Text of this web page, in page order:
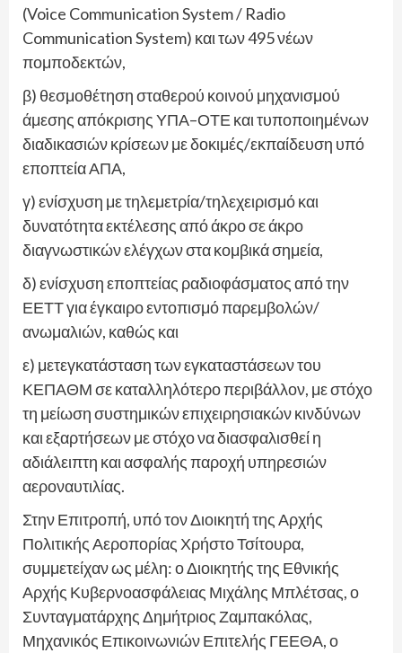
(Voice Communication System / Radio
Communication System) και των 495 νέων
πομποδεκτών,
β) θεσμοθέτηση σταθερού κοινού μηχανισμού
άμεσης απόκρισης ΥΠΑ–ΟΤΕ και τυποποιημένων
διαδικασιών κρίσεων με δοκιμές/εκπαίδευση υπό
εποπτεία ΑΠΑ,
γ) ενίσχυση με τηλεμετρία/τηλεχειρισμό και
δυνατότητα εκτέλεσης από άκρο σε άκρο
διαγνωστικών ελέγχων στα κομβικά σημεία,
δ) ενίσχυση εποπτείας ραδιοφάσματος από την
ΕΕΤΤ για έγκαιρο εντοπισμό παρεμβολών/
ανωμαλιών, καθώς και
ε) μετεγκατάσταση των εγκαταστάσεων του
ΚΕΠΑΘΜ σε καταλληλότερο περιβάλλον, με στόχο
τη μείωση συστημικών επιχειρησιακών κινδύνων
και εξαρτήσεων με στόχο να διασφαλισθεί η
αδιάλειπτη και ασφαλής παροχή υπηρεσιών
αεροναυτιλίας.
Στην Επιτροπή, υπό τον Διοικητή της Αρχής
Πολιτικής Αεροπορίας Χρήστο Τσίτουρα,
συμμετείχαν ως μέλη: ο Διοικητής της Εθνικής
Αρχής Κυβερνοασφάλειας Μιχάλης Μπλέτσας, ο
Συνταγματάρχης Δημήτριος Ζαμπακόλας,
Μηχανικός Επικοινωνιών Επιτελής ΓΕΕΘΑ, ο